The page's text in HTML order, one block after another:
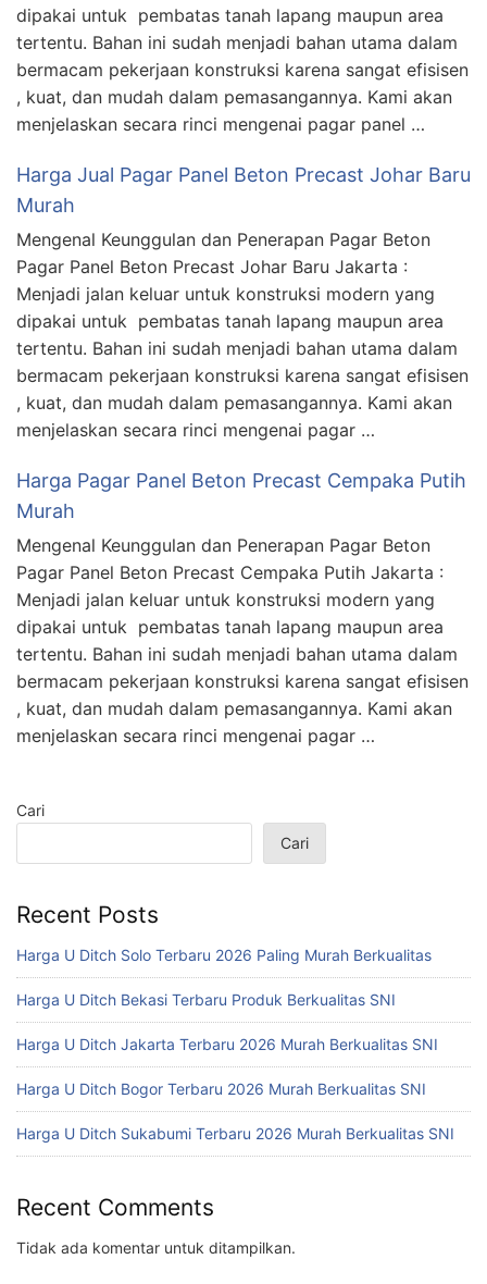
dipakai untuk pembatas tanah lapang maupun area
tertentu. Bahan ini sudah menjadi bahan utama dalam
bermacam pekerjaan konstruksi karena sangat efisisen
, kuat, dan mudah dalam pemasangannya. Kami akan
menjelaskan secara rinci mengenai pagar panel …
Harga Jual Pagar Panel Beton Precast Johar Baru
Murah
Mengenal Keunggulan dan Penerapan Pagar Beton
Pagar Panel Beton Precast Johar Baru Jakarta :
Menjadi jalan keluar untuk konstruksi modern yang
dipakai untuk pembatas tanah lapang maupun area
tertentu. Bahan ini sudah menjadi bahan utama dalam
bermacam pekerjaan konstruksi karena sangat efisisen
, kuat, dan mudah dalam pemasangannya. Kami akan
menjelaskan secara rinci mengenai pagar …
Harga Pagar Panel Beton Precast Cempaka Putih
Murah
Mengenal Keunggulan dan Penerapan Pagar Beton
Pagar Panel Beton Precast Cempaka Putih Jakarta :
Menjadi jalan keluar untuk konstruksi modern yang
dipakai untuk pembatas tanah lapang maupun area
tertentu. Bahan ini sudah menjadi bahan utama dalam
bermacam pekerjaan konstruksi karena sangat efisisen
, kuat, dan mudah dalam pemasangannya. Kami akan
menjelaskan secara rinci mengenai pagar …
Cari
Cari
Recent Posts
Harga U Ditch Solo Terbaru 2026 Paling Murah Berkualitas
Harga U Ditch Bekasi Terbaru Produk Berkualitas SNI
Harga U Ditch Jakarta Terbaru 2026 Murah Berkualitas SNI
Harga U Ditch Bogor Terbaru 2026 Murah Berkualitas SNI
Harga U Ditch Sukabumi Terbaru 2026 Murah Berkualitas SNI
Recent Comments
Tidak ada komentar untuk ditampilkan.